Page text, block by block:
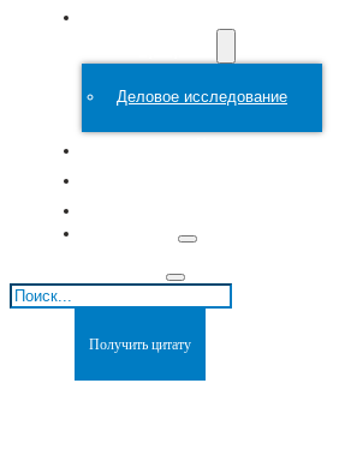
Деловое исследование
Поиск
Получить цитату